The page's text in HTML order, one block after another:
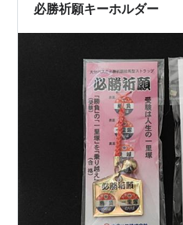
必勝祈願キーホルダー